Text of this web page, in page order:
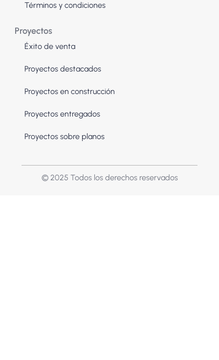
Términos y condiciones
Proyectos
Éxito de venta
Proyectos destacados
Proyectos en construcción
Proyectos entregados
Proyectos sobre planos
© 2025 Todos los derechos reservados